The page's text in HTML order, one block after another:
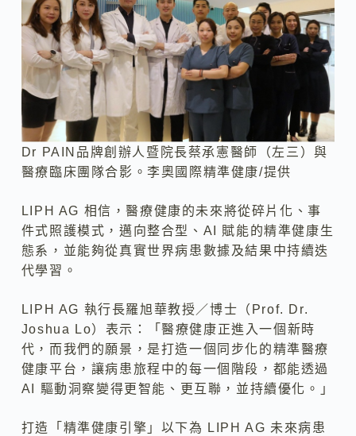
Dr PAIN品牌創辦人暨院長蔡承憲醫師（左三）與
醫療臨床團隊合影。李奧國際精準健康/提供
LIPH AG 相信，醫療健康的未來將從碎片化、事
件式照護模式，邁向整合型、AI 賦能的精準健康生
態系，並能夠從真實世界病患數據及結果中持續迭
代學習。
LIPH AG 執行長羅旭華教授／博士（Prof. Dr.
Joshua Lo）表示：「醫療健康正進入一個新時
代，而我們的願景，是打造一個同步化的精準醫療
健康平台，讓病患旅程中的每一個階段，都能透過
AI 驅動洞察變得更智能、更互聯，並持續優化。」
打造「精準健康引擎」以下為 LIPH AG 未來病患